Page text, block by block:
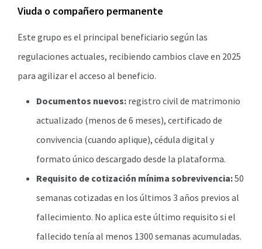
Viuda o compañero permanente
Este grupo es el principal beneficiario según las
regulaciones actuales, recibiendo cambios clave en 2025
para agilizar el acceso al beneficio.
Documentos nuevos: registro civil de matrimonio
actualizado (menos de 6 meses), certificado de
convivencia (cuando aplique), cédula digital y
formato único descargado desde la plataforma.
Requisito de cotización mínima sobrevivencia:50
semanas cotizadas en los últimos 3 años previos al
fallecimiento. No aplica este último requisito si el
fallecido tenía al menos 1300 semanas acumuladas.